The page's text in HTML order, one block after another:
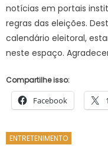
notícias em portais
regras das eleições.
calendário eleitoral,
neste espaço.
Compartilhe isso:
Facebook
ENTRETENIMENTO